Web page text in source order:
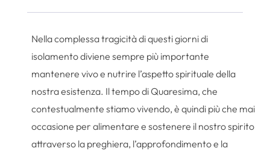
Nella complessa tragicità di questi giorni di
isolamento diviene sempre più importante
mantenere vivo e nutrire l’aspetto spirituale della
nostra esistenza. Il tempo di Quaresima, che
contestualmente stiamo vivendo, è quindi più che mai
occasione per alimentare e sostenere il nostro spirito
attraverso la preghiera, l’approfondimento e la